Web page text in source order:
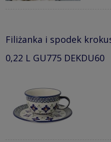
Filiżanka i spodek
0,22 L GU775 DEKDU60